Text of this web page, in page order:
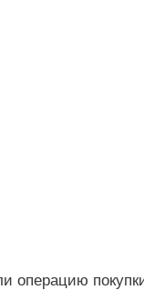
операцию